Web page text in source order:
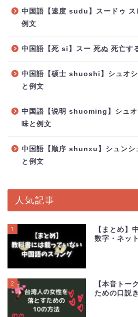
中国語【速度 sudu】スードゥ ス
例文
中国語【死 si】スー 死ぬ 死亡す
中国語【硕士 shuoshi】シュオ
と例文
中国語【说明 shuoming】シュ
味と例文
中国語【顺序 shunxu】シュンシ
と例文
人気記事
1
【まとめ】
数字・ネッ
2
【本音トー
ための口説